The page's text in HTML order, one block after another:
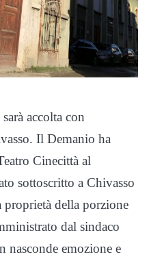
accolta con
Il Demanio ha
Cinecittà al
sottoscritto a Chivasso
proprietà della porzione
dal sindaco
nasconde emozione e